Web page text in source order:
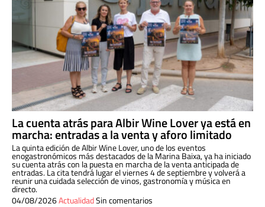
La cuenta atrás para Albir Wine Lover ya está en
marcha: entradas a la venta y aforo limitado
La quinta edición de Albir Wine Lover, uno de los eventos
enogastronómicos más destacados de la Marina Baixa, ya ha iniciado
su cuenta atrás con la puesta en marcha de la venta anticipada de
entradas. La cita tendrá lugar el viernes 4 de septiembre y volverá a
reunir una cuidada selección de vinos, gastronomía y música en
directo.
04/08/2026ActualidadSin comentarios